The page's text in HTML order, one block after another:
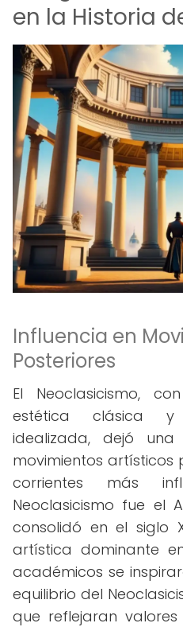
en la Historia
Influencia en
Posteriores
El Neoclasicismo,
estética clásica y
idealizada, dejó
movimientos artísticos
corrientes más
Neoclasicismo fue el
consolidó en el siglo
artística dominante
académicos se
equilibrio del
que reflejaran